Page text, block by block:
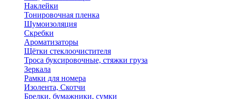
Наклейки
Тонировочная пленка
Шумоизоляция
Скребки
Ароматизаторы
Щётки стеклоочистителя
Троса буксировочные, стяжки груза
Зеркала
Рамки для номера
Изолента, Скотчи
Брелки, бумажники, сумки